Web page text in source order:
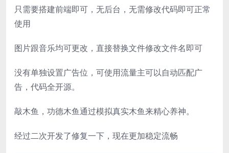
只需要搭建前端即可，无后台，无需修改代码即可正常
使用
图片跟音乐均可更改，直接替换文件修改文件名即可
没有单独设置广告位，可使用流量主可以自动匹配广
告，代码全开源。
敲木鱼，功德木鱼通过模拟真实木鱼来精心养神。
经过二次开发了修复一下，现在更加稳定流畅